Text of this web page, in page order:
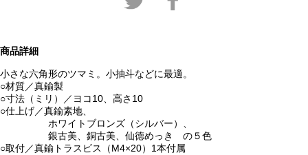
商品詳細
小さな六角形のツマミ。小抽斗などに最適。
○材質／真鍮製
○寸法（ミリ）／ヨコ10、高さ10
○仕上げ／真鍮素地、
ホワイトブロンズ（シルバー）、
銀古美、銅古美、仙徳めっき の５色
○取付／真鍮トラスビス（M4×20）1本付属